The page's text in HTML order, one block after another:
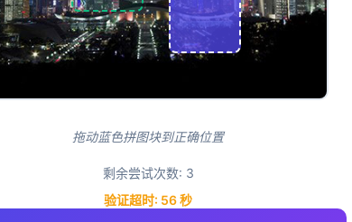
拖动蓝色拼图块到正确位置
剩余尝试次数: 3
验证超时: 55秒